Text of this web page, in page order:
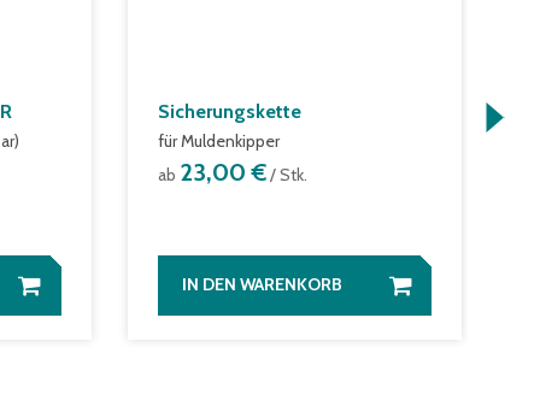
Sicherungskette
für Muldenkipper
ab 23,00 €/ Stk.
IN DEN WARENKORB